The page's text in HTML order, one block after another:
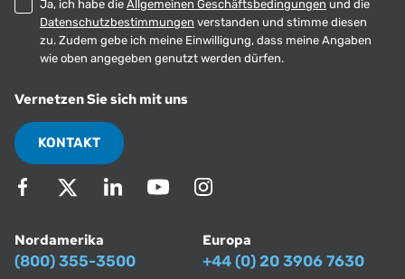
Ja, ich habe die Allgemeinen Geschäftsbedingungen und die
Datenschutzbestimmungen verstanden und stimme diesen
zu. Zudem gebe ich meine Einwilligung, dass meine Angaben
wie oben angegeben genutzt werden dürfen.
Vernetzen Sie sich mit uns
KONTAKT
Nordamerika
(800) 355-3500
Europa
+44 (0) 20 3906 7630